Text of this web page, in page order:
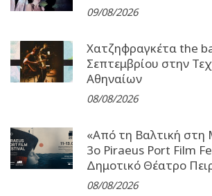
09/08/2026
Χατζηφραγκέτα the
Σεπτεμβρίου στην
Αθηναίων
08/08/2026
«Από τη Βαλτική στη
3o Piraeus Port Film
Δημοτικό Θέατρο
08/08/2026